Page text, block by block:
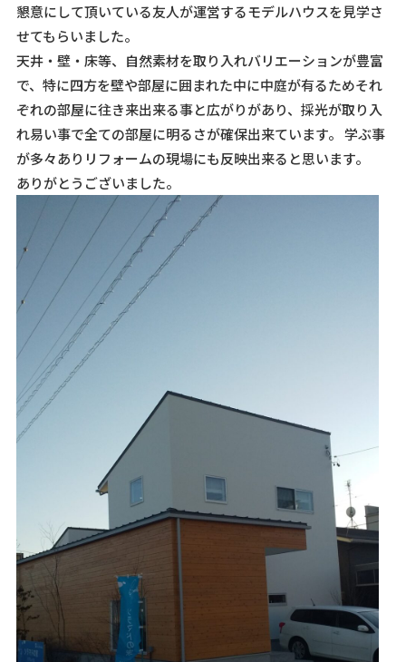
懇意にして頂いている友人が運営するモデルハウスを見学さ
せてもらいました。
天井・壁・床等、自然素材を取り入れバリエーションが豊富
で、特に四方を壁や部屋に囲まれた中に中庭が有るためそれ
ぞれの部屋に往き来出来る事と広がりがあり、採光が取り入
れ易い事で全ての部屋に明るさが確保出来ています。 学ぶ事
が多々ありリフォームの現場にも反映出来ると思います。
ありがとうございました。